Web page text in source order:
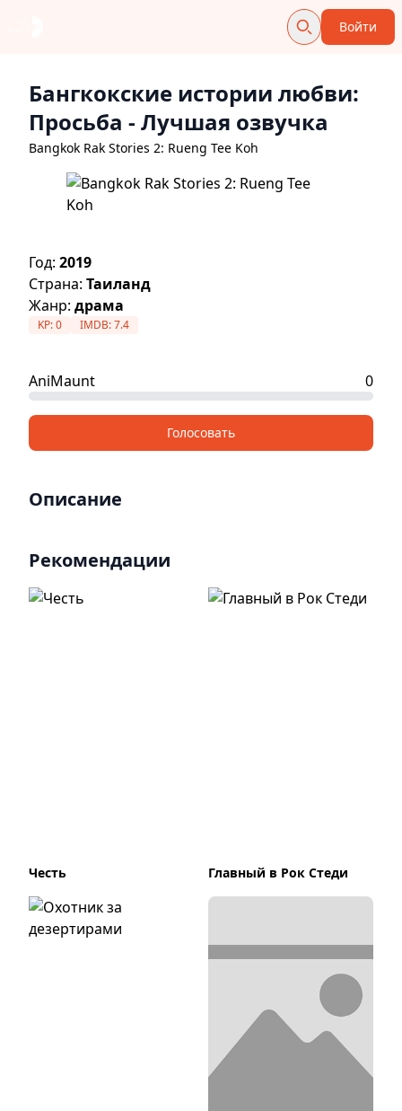
Войти
Бангкокские истории любви:
Просьба - Лучшая озвучка
Bangkok Rak Stories 2: Rueng Tee Koh
Год: 2019
Страна: Таиланд
Жанр: драма
KP:0 IMDB:7.4
AniMaunt 0
Голосовать
Описание
Рекомендации
Честь Главный в Рок Стеди